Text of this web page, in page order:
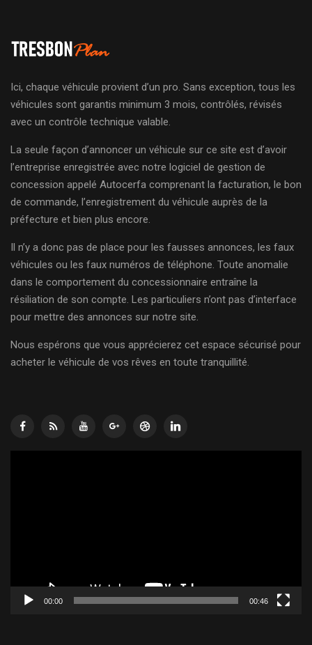
Ici, chaque véhicule provient d’un pro. Sans exception, tous les
véhicules sont garantis minimum 3 mois, contrôlés, révisés
avec un contrôle technique valable.
La seule façon d’annoncer un véhicule sur ce site est d’avoir
l’entreprise enregistrée avec notre logiciel de gestion de
concession appelé Autocerfa comprenant la facturation, le bon
de commande, l’enregistrement du véhicule auprès de la
préfecture et bien plus encore.
Il n’y a donc pas de place pour les fausses annonces, les faux
véhicules ou les faux numéros de téléphone. Toute anomalie
dans le comportement du concessionnaire entraîne la
résiliation de son compte. Les particuliers n’ont pas d’interface
pour mettre des annonces sur notre site.
Nous espérons que vous apprécierez cet espace sécurisé pour
acheter le véhicule de vos rêves en toute tranquillité.
00:00 00:46